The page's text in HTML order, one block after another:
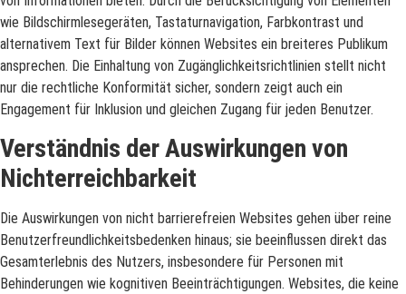
wie Bildschirmlesegeräten, Tastaturnavigation, Farbkontrast und
alternativem Text für Bilder können Websites ein breiteres Publikum
ansprechen. Die Einhaltung von Zugänglichkeitsrichtlinien stellt nicht
nur die rechtliche Konformität sicher, sondern zeigt auch ein
Engagement für Inklusion und gleichen Zugang für jeden Benutzer.
Verständnis der Auswirkungen von
Nichterreichbarkeit
Die Auswirkungen von nicht barrierefreien Websites gehen über reine
Benutzerfreundlichkeitsbedenken hinaus; sie beeinflussen direkt das
Gesamterlebnis des Nutzers, insbesondere für Personen mit
Behinderungen wie kognitiven Beeinträchtigungen. Websites, die keine